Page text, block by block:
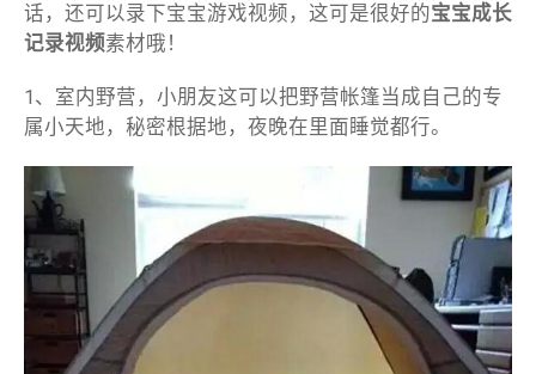
话，还可以录下宝宝游戏视频，这可是很好的宝宝成长
记录视频素材哦！
1、室内野营，小朋友这可以把野营帐篷当成自己的专
属小天地，秘密根据地，夜晚在里面睡觉都行。